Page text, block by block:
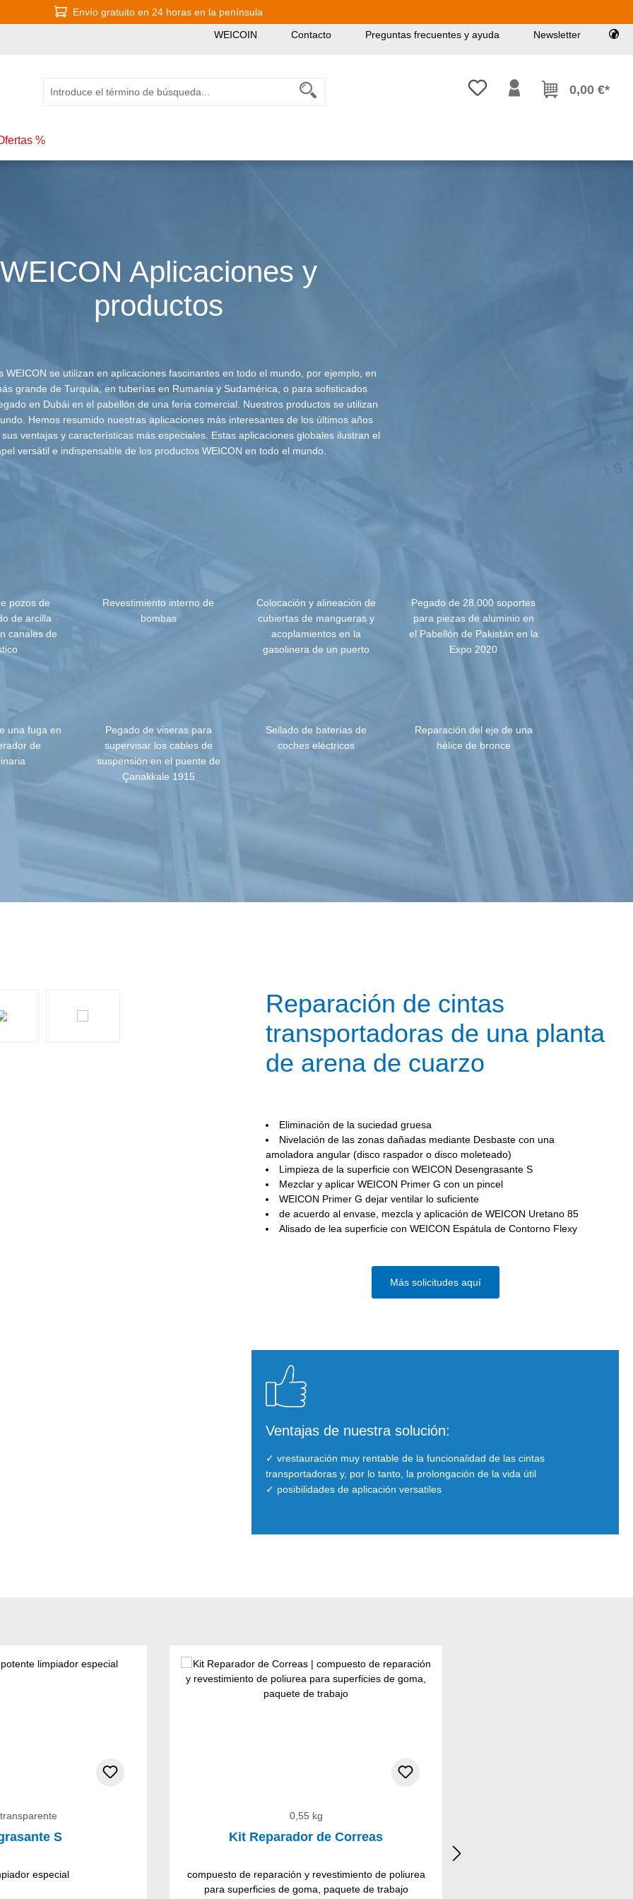
Envío gratuito en 24 horas en la península
WEICOIN Contacto Preguntas frecuentes y ayuda Newsletter
Tienes 0 artículos en tu lista de
0,00 €*
%
WEICON Aplicaciones y
productos
WEICON se utilizan en aplicaciones fascinantes en todo el mundo, por ejemplo, en
grande de Turquía, en tuberías en Rumanía y Sudamérica, o para sofisticados
en Dubái en el pabellón de una feria comercial. Nuestros productos se utilizan
Hemos resumido nuestras aplicaciones más interesantes de los últimos años
ventajas y características más especiales. Estas aplicaciones globales ilustran el
versátil e indispensable de los productos WEICON en todo el mundo.
pozos de
de arcilla
canales de
Revestimiento interno de
bombas
Colocación y alineación de
cubiertas de mangueras y
acoplamientos en la
gasolinera de un puerto
Pegado de 28.000 soportes
para piezas de aluminio en
el Pabellón de Pakistán en la
Expo 2020
una fuga en
de
Pegado de viseras para
supervisar los cables de
suspensión en el puente de
Çanakkale 1915
Sellado de baterías de
coches eléctricos
Reparación del eje de una
hélice de bronce
Reparación de cintas
transportadoras de una planta
de arena de cuarzo
Eliminación de la suciedad gruesa
Nivelación de las zonas dañadas mediante Desbaste con una
amoladora angular (disco raspador o disco moleteado)
Limpieza de la superficie con WEICON Desengrasante S
Mezclar y aplicar WEICON Primer G con un pincel
WEICON Primer G dejar ventilar lo suficiente
de acuerdo al envase, mezcla y aplicación de WEICON Uretano 85
Alisado de lea superficie con WEICON Espátula de Contorno Flexy
Más solicitudes aquí
Ventajas de nuestra solución:
✓ vrestauración muy rentable de la funcionalidad de las cintas
transportadoras y, por lo tanto, la prolongación de la vida útil
✓ posibilidades de aplicación versatiles
S
especial
0,55 kg
Kit Reparador de Correas
compuesto de reparación y revestimiento de poliurea
para superficies de goma, paquete de trabajo